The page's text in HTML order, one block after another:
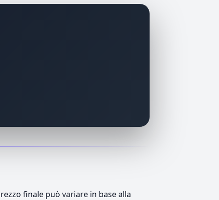
finale può variare in base alla